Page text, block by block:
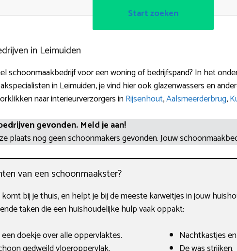
Start zoeken
in Leimuiden
schoonmaakbedrijf voor een woning of bedrijfspand? In het
in Leimuiden, je vind hier ook glazenwassers en
naar interieurverzorgers inRijsenhout,Aalsmeerderbrug,
gevonden. Meld je aan!
plaats nog geen schoonmakers gevonden. Jouw
van een schoonmaakster?
bij je thuis, en helpt je bij de meeste karweitjes in jouw
taken die een huishoudelijke hulp vaak oppakt:
doekje over alle oppervlaktes.
Nachtkastjes